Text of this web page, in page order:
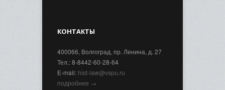
КОНТАКТЫ
400066, Волгоград, пр. Ленина, д. 27
Тел.: 8-8442-60-28-64
E-mail: hist-law@vspu.ru
подробнее →